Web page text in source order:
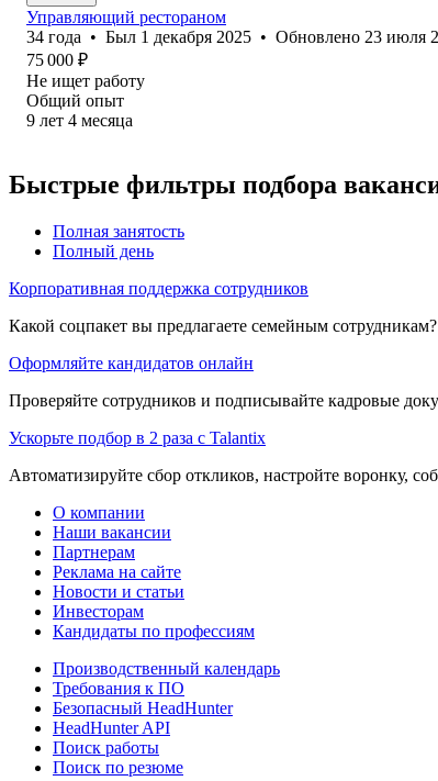
Управляющий рестораном
34 года • Был 1 декабря 2025 • Обновлено 23 июля
75 000 ₽
Не ищет работу
Общий опыт
9 лет 4 месяца
Быстрые фильтры подбора
Полная занятость
Полный день
Корпоративная поддержка сотрудников
Какой соцпакет вы предлагаете семейным сотрудникам?
Оформляйте кандидатов онлайн
Проверяйте сотрудников и подписывайте кадровые
Ускорьте подбор в 2 раза с Talantix
Автоматизируйте сбор откликов, настройте воронку,
О компании
Наши вакансии
Партнерам
Реклама на сайте
Новости и статьи
Инвесторам
Кандидаты по профессиям
Производственный календарь
Требования к ПО
Безопасный HeadHunter
HeadHunter API
Поиск работы
Поиск по резюме